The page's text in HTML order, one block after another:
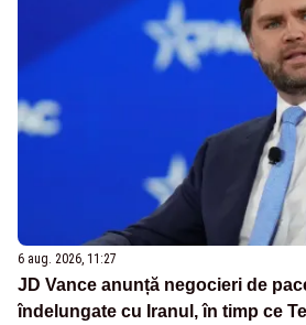
6 aug. 2026, 11:27
JD Vance anunță negocieri de
îndelungate cu Iranul, în timp ce